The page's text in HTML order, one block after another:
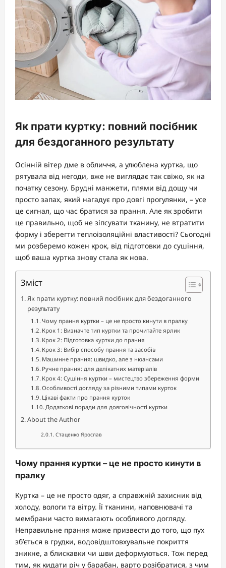
Як прати куртку: повний посібник
для бездоганного результату
Осінній вітер дме в обличчя, а улюблена куртка, що
рятувала від негоди, вже не виглядає так свіжо, як на
початку сезону. Брудні манжети, плями від дощу чи
просто запах, який нагадує про довгі прогулянки, – усе
це сигнал, що час братися за прання. Але як зробити
це правильно, щоб не зіпсувати тканину, не втратити
форму і зберегти теплоізоляційні властивості? Сьогодні
ми розберемо кожен крок, від підготовки до сушіння,
щоб ваша куртка знову стала як нова.
Зміст
Як прати куртку: повний посібник для бездоганного
результату
Чому прання куртки – це не просто кинути в пралку
Крок 1: Визначте тип куртки та прочитайте ярлик
Крок 2: Підготовка куртки до прання
Крок 3: Вибір способу прання та засобів
Машинне прання: швидко, але з нюансами
Ручне прання: для делікатних матеріалів
Крок 4: Сушіння куртки – мистецтво збереження форми
Особливості догляду за різними типами курток
Цікаві факти про прання курток
Додаткові поради для довговічності куртки
About the Author
Стаценко Ярослав
Чому прання куртки – це не просто кинути в
пралку
Куртка – це не просто одяг, а справжній захисник від
холоду, вологи та вітру. Її тканини, наповнювачі та
мембрани часто вимагають особливого догляду.
Неправильне прання може призвести до того, що пух
зб’ється в грудки, водовідштовхувальне покриття
зникне, а блискавки чи шви деформуються. Тож перед
тим, як кидати річ у барабан, варто розібратися, з чим